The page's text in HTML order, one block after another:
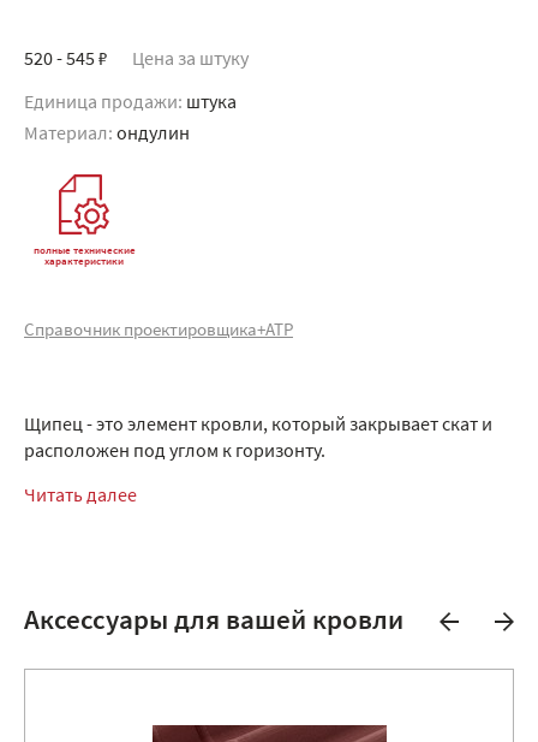
520 - 545 ₽ Цена за штуку
Единица продажи: штука
Материал: ондулин
полные технические
характеристики
Справочник проектировщика+АТР
Щипец - это элемент кровли, который закрывает скат и
расположен под углом к горизонту.
Читать далее
Аксессуары для вашей кровли